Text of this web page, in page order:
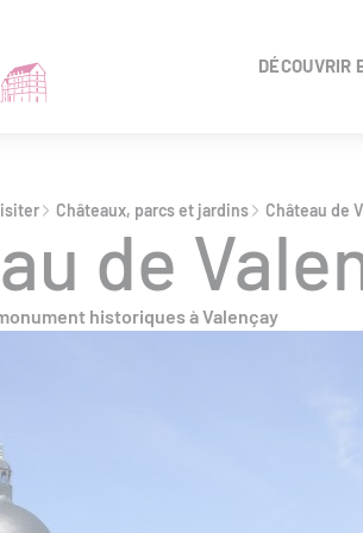
DÉCOUVRIR
Châteaux, parcs et jardins Château de
de
historiques à Valençay